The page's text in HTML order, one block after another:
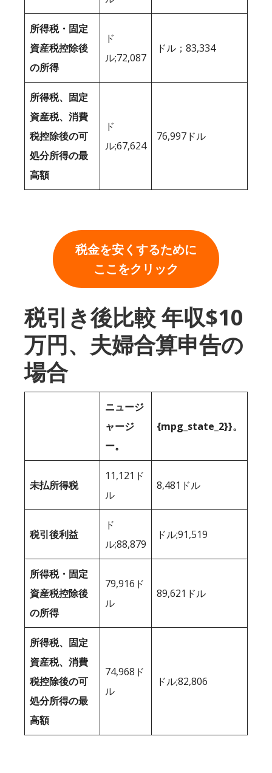
所得税・固定
資産税控除後
の所得
ド
ル;72,087
ドル；83,334
所得税、固定
資産税、消費
税控除後の可
処分所得の最
高額
ド
ル;67,624
76,997ドル
税金を安くするために
ここをクリック
税引き後比較 年収$10
万円、夫婦合算申告の
場合
ニュージ
ャージ
ー。
{mpg_state_2}}。
未払所得税
11,121ド
ル
8,481ドル
税引後利益
ド
ル;88,879
ドル;91,519
所得税・固定
資産税控除後
の所得
79,916ド
ル
89,621ドル
所得税、固定
資産税、消費
税控除後の可
処分所得の最
高額
74,968ド
ル
ドル;82,806